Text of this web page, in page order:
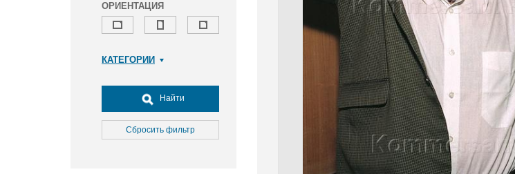
ОРИЕНТАЦИЯ
КАТЕГОРИИ
Досуг, туризм и отдых
Культура
Медицина
Найти
Сбросить фильтр